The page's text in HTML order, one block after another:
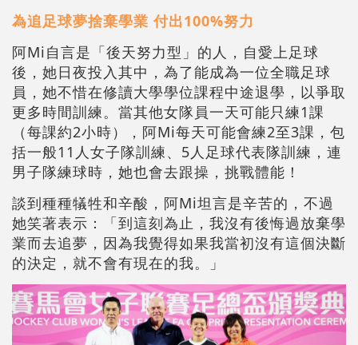
為追足球夢捨棄學業 付出100%努力
阿Mi自言是「後天努力型」的人，自愛上足球
後，她日夜投入其中，為了能成為一位全職足球
員，她不惜在修讀大學學位課程中途退學，以爭取
更多時間訓練。當其他女隊員一天可能只練1課
（每課約2小時），阿Mi每天可能會練2至3課，包
括一般11人女子隊訓練、5人足球代表隊訓練，連
男子隊練球時，她也會去跟操，挑戰體能！
談到種種犠牲和辛酸，阿Mi坦言是辛苦的，不過
她笑著表示：「到這刻為止，我沒有後悔過放棄學
業而去追夢，因為我覺得如果我當初沒有這個決斷
的決定，就不會有現在的我。」